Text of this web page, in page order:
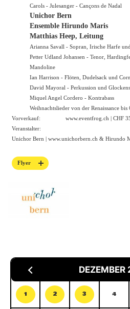
Carols - Julesanger - Cançons de Nadal
Unichor Bern
Ensemble Hirundo Maris
Matthias Heep, Leitung
Arianna Savall - Sopran, Irische Harfe
Petter Udland Johansen - Tenor,
Mandoline
Ian Harrison - Flöten, Dudelsack und
David Mayoral - Perkussion und
Miquel Angel Cordero - Kontrabass
Weihnachtslieder von der Renaissance bis
Vorverkauf:
www.eventfrog.ch | CHF
Veranstalter:
Unichor Bern | www.unichorbern.ch & Hirundo
Flyer
1 2 3 4